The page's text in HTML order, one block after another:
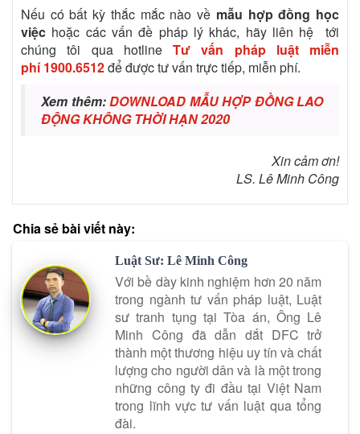
Nếu có bất kỳ thắc mắc nào về mẫu hợp đồng học
việc hoặc các vấn đề pháp lý khác, hãy liên hệ tới
chúng tôi qua hotline Tư vấn pháp luật miễn
phí 1900.6512để được tư vấn trực tiếp, miễn phí.
Xem thêm:DOWNLOAD MẪU HỢP ĐỒNG LAO
ĐỘNG KHÔNG THỜI HẠN 2020
Xin cảm ơn!
LS. Lê Minh Công
Chia sẻ bài viết này:
Luật Sư: Lê Minh Công
Với bề dày kinh nghiệm hơn 20 năm
trong ngành tư vấn pháp luật, Luật
sư tranh tụng tại Tòa án, Ông Lê
Minh Công đã dẫn dắt DFC trở
thành một thương hiệu uy tín và chất
lượng cho người dân và là một trong
những công ty đi đầu tại Việt Nam
trong lĩnh vực tư vấn luật qua tổng
đài.